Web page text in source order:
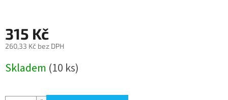
315 Kč
260,33 Kč bez DPH
cena:
Skladem (10 ks)